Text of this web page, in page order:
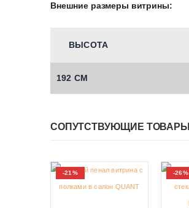
Внешние размеры витрины:
ВЫСОТА
192 СМ
СОПУТСТВУЮЩИЕ ТОВАРЫ
-21% -26%